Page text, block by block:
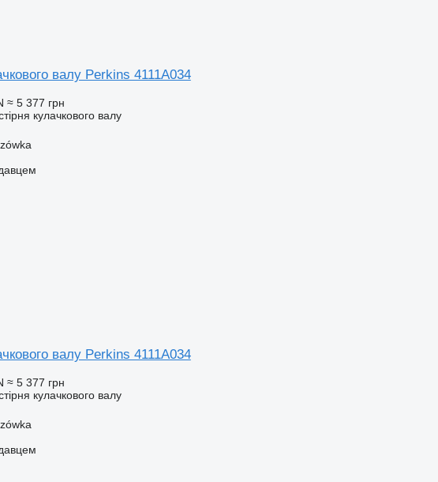
валу Perkins 4111A034
≈ 5 377 грн
кулачкового валу
валу Perkins 4111A034
≈ 5 377 грн
кулачкового валу